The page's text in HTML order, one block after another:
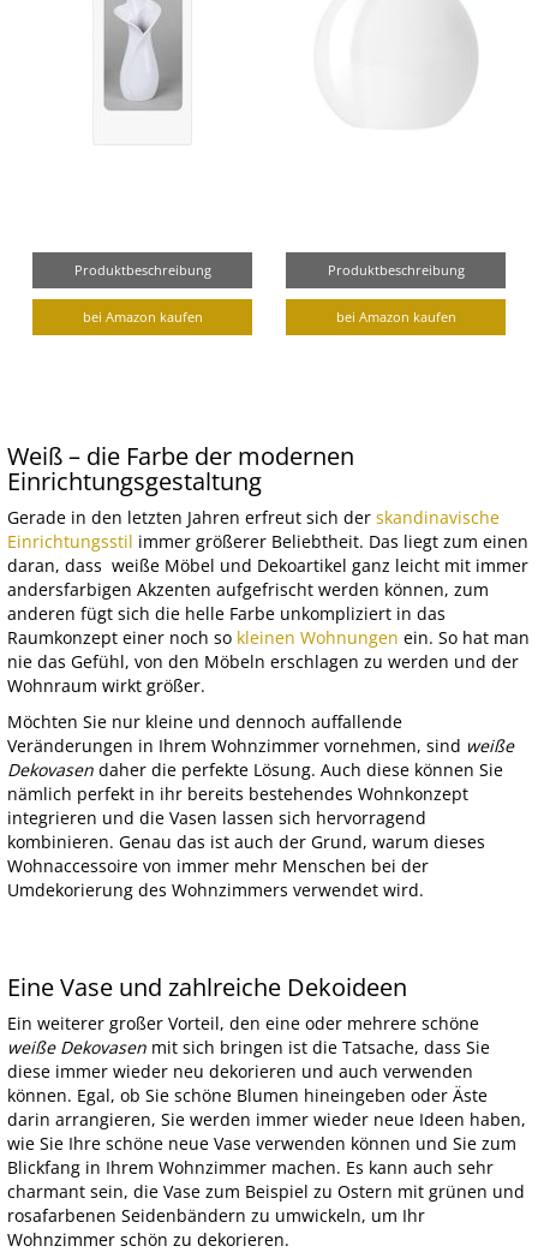
Produktbeschreibung
bei Amazon kaufen
Produktbeschreibung
bei Amazon kaufen
Weiß – die Farbe der modernen
Einrichtungsgestaltung
Gerade in den letzten Jahren erfreut sich der skandinavische
Einrichtungsstil immer größerer Beliebtheit. Das liegt zum einen
daran, dass weiße Möbel und Dekoartikel ganz leicht mit immer
andersfarbigen Akzenten aufgefrischt werden können, zum
anderen fügt sich die helle Farbe unkompliziert in das
Raumkonzept einer noch so kleinen Wohnungen ein. So hat man
nie das Gefühl, von den Möbeln erschlagen zu werden und der
Wohnraum wirkt größer.
Möchten Sie nur kleine und dennoch auffallende
Veränderungen in Ihrem Wohnzimmer vornehmen, sind weiße
Dekovasen daher die perfekte Lösung. Auch diese können Sie
nämlich perfekt in ihr bereits bestehendes Wohnkonzept
integrieren und die Vasen lassen sich hervorragend
kombinieren. Genau das ist auch der Grund, warum dieses
Wohnaccessoire von immer mehr Menschen bei der
Umdekorierung des Wohnzimmers verwendet wird.
Eine Vase und zahlreiche Dekoideen
Ein weiterer großer Vorteil, den eine oder mehrere schöne
weiße Dekovasen mit sich bringen ist die Tatsache, dass Sie
diese immer wieder neu dekorieren und auch verwenden
können. Egal, ob Sie schöne Blumen hineingeben oder Äste
darin arrangieren, Sie werden immer wieder neue Ideen haben,
wie Sie Ihre schöne neue Vase verwenden können und Sie zum
Blickfang in Ihrem Wohnzimmer machen. Es kann auch sehr
charmant sein, die Vase zum Beispiel zu Ostern mit grünen und
rosafarbenen Seidenbändern zu umwickeln, um Ihr
Wohnzimmer schön zu dekorieren.